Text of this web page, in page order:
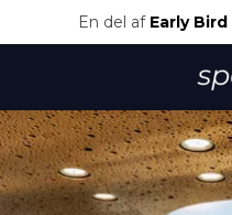
En del af Early Bird